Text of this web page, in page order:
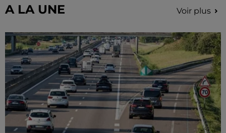
A LA UNE Voir plus